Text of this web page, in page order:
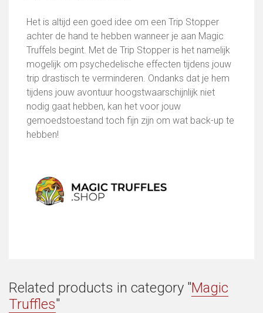
Het is altijd een goed idee om een Trip Stopper
achter de hand te hebben wanneer je aan Magic
Truffels begint. Met de Trip Stopper is het namelijk
mogelijk om psychedelische effecten tijdens jouw
trip drastisch te verminderen. Ondanks dat je hem
tijdens jouw avontuur hoogstwaarschijnlijk niet
nodig gaat hebben, kan het voor jouw
gemoedstoestand toch fijn zijn om wat back-up te
hebben!
Related products in category "Magic
Truffles"